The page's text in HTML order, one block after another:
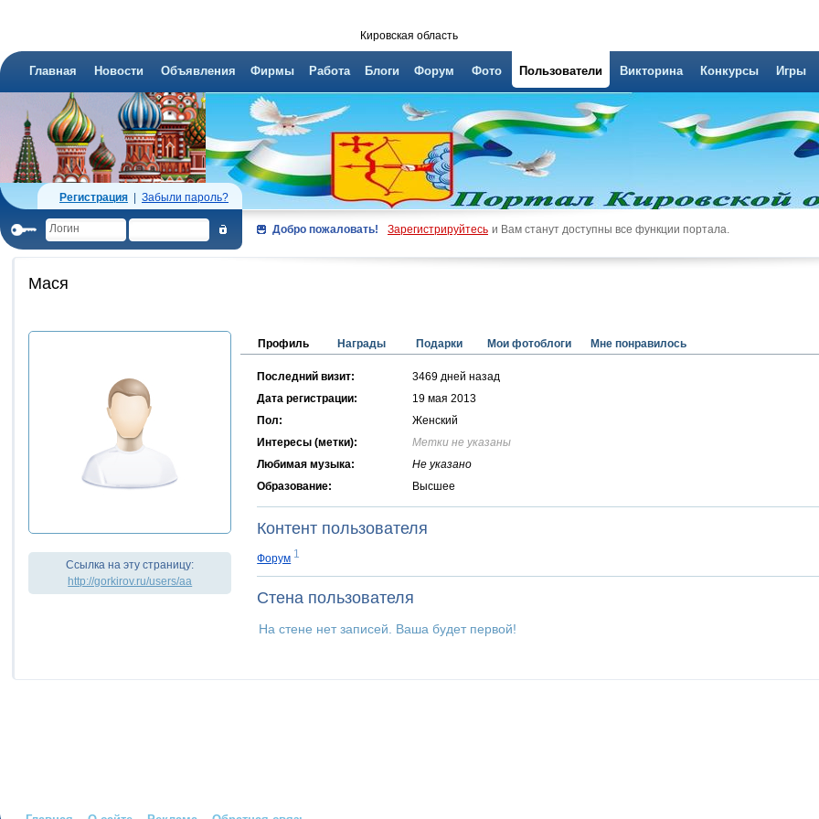
Кировская область
Главная Новости Объявления Фирмы Работа Блоги Форум Фото Пользователи Викторина Конкурсы Игры
Регистрация Забыли пароль?
Добро пожаловать! Зарегистрируйтесь и Вам станут доступны все функции портала.
Мася
Ссылка на эту страницу:
http://gorkirov.ru/users/aa
Профиль Награды Подарки Мои фотоблоги Мне понравилось
Последний визит:
3469 дней назад
Дата регистрации:
19 мая 2013
Пол:
Женский
Интересы (метки):
Метки не указаны
Любимая музыка:
Не указано
Образование:
Высшее
Контент пользователя
Форум 1
Стена пользователя
На стене нет записей. Ваша будет первой!